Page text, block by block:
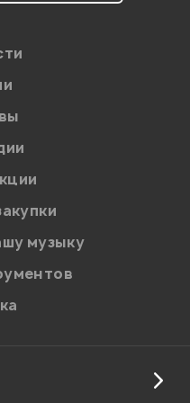
персональных данных в
отношении обработки
музыку